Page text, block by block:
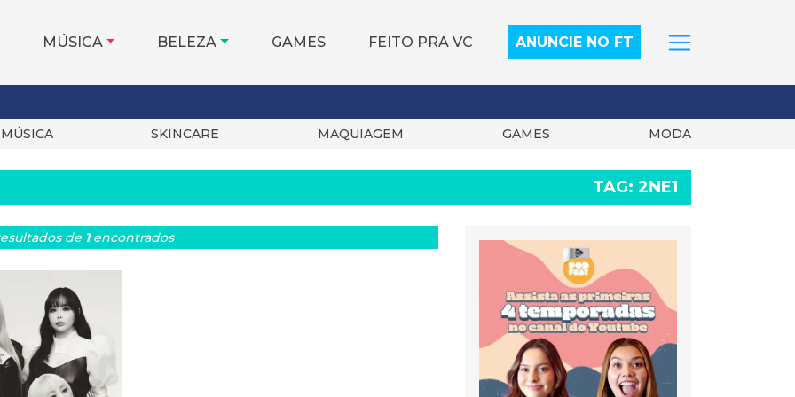
MÚSICA BELEZA GAMES FEITO PRA VC ANUNCIE NO FT
MÚSICA SKINCARE MAQUIAGEM GAMES MODA
TAG: 2NE1
de 1encontrados